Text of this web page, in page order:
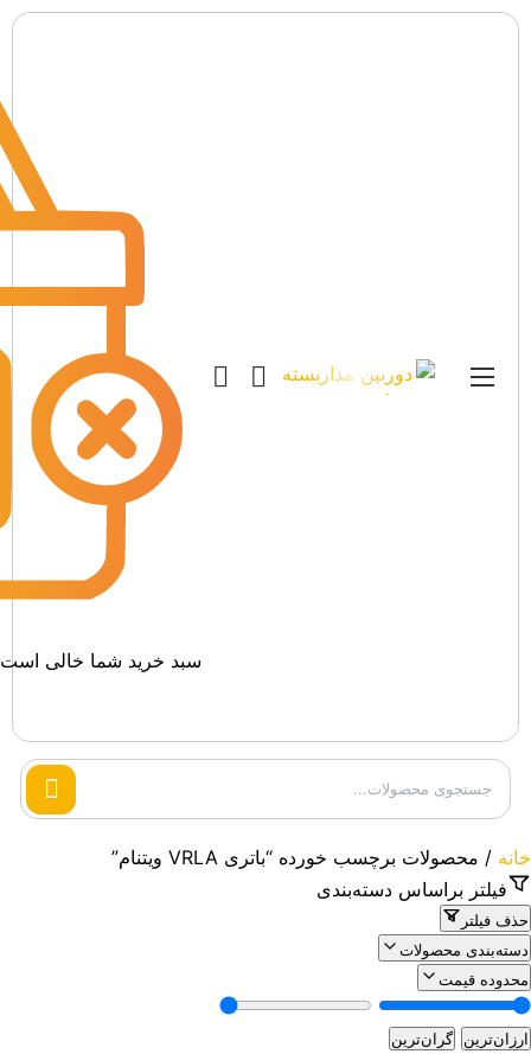
سبد خرید شما خالی
Search
خانه / محصولات برچسب خورده “باتری VRLA ویتنام”
فیلتر براساس دسته‌بندی
حذف فیلتر
دسته‌بندی محصولات
محدوده قیمت
ارزان‌ترین گران‌ترین